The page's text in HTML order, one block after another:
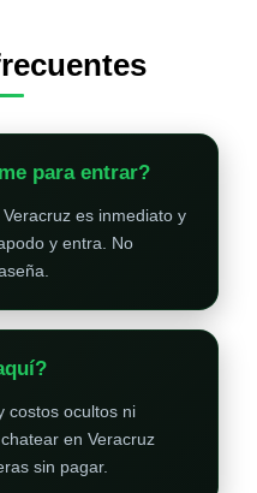
para entrar?
es inmediato y
y entra. No
costos ocultos ni
en Veracruz
sin pagar.